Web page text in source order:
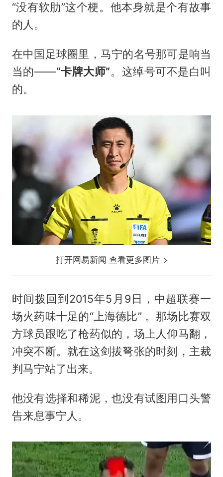
“没有软肋”这个梗。他本身就是个有故事
的人。
在中国足球圈里，马宁的名号那可是响当
当的——“卡牌大师”。这绰号可不是白叫
的。
打开网易新闻 查看更多图片
时间拨回到2015年5月9日，中超联赛一
场火药味十足的“上海德比” 。那场比赛双
方球员跟吃了枪药似的，场上人仰马翻，
冲突不断。就在这剑拔弩张的时刻，主裁
判马宁站了出来。
他没有选择和稀泥，也没有试图用口头警
告来息事宁人。